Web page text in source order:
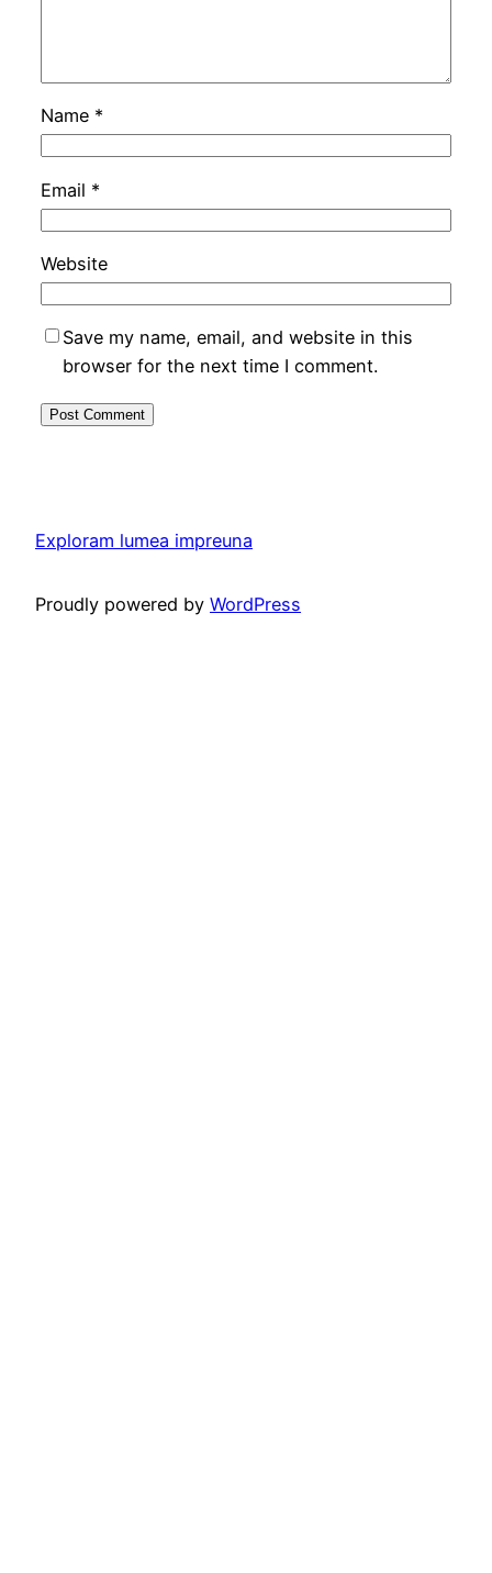
Name *
Email *
Website
Save my name, email, and website in this
browser for the next time I comment.
Exploram lumea impreuna
Proudly powered by WordPress